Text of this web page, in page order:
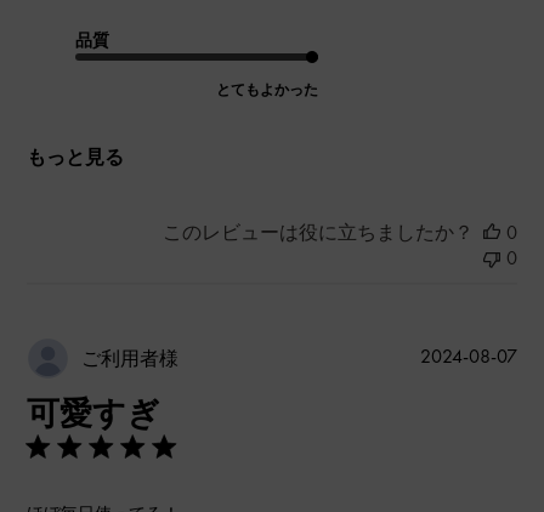
品質
とてもよかった
もっと見る
このレビューは役に立ちましたか？
0
0
ご利用者様
可愛すぎ
公
2024-08-07